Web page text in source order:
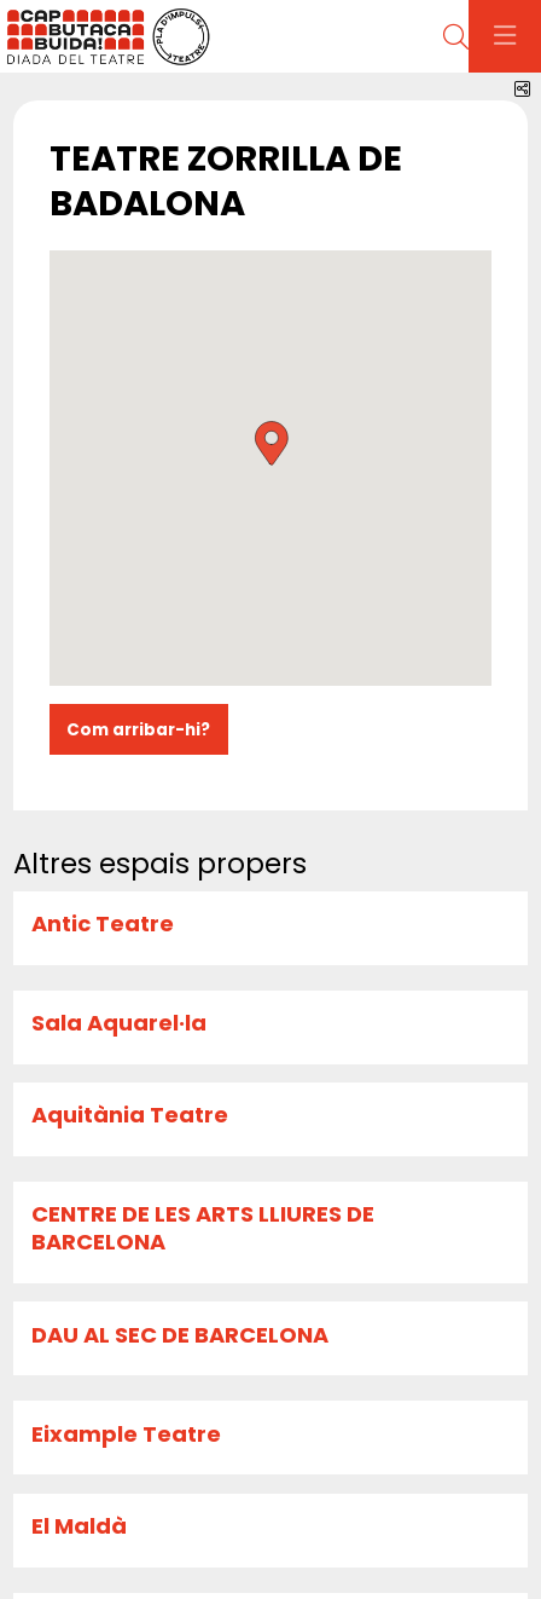
Cerca
TEATRE ZORRILLA DE
BADALONA
Com arribar-hi?
Altres espais propers
Antic Teatre
Sala Aquarel·la
Aquitània Teatre
CENTRE DE LES ARTS LLIURES DE
BARCELONA
DAU AL SEC DE BARCELONA
Eixample Teatre
El Maldà